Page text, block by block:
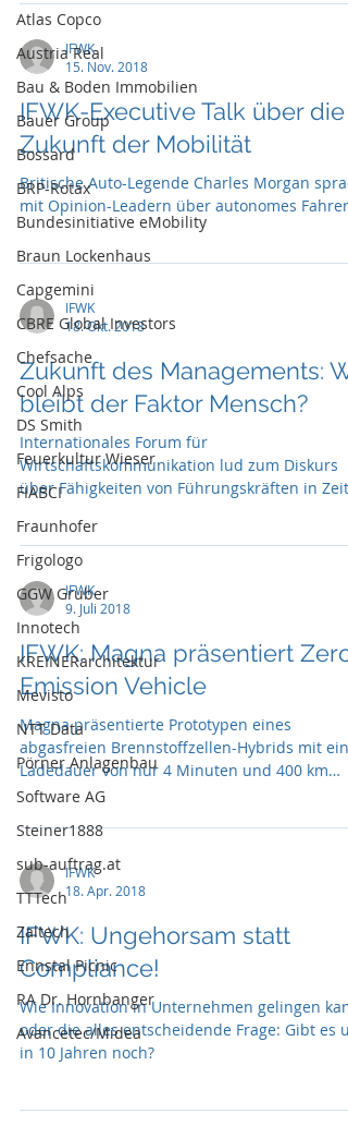
Atlas Copco
Austria Real
Bau & Boden Immobilien
Bauer Group
Bossard
BRP-Rotax
Bundesinitiative eMobility
Braun Lockenhaus
Capgemini
CBRE Global Investors
Chefsache
Cool Alps
DS Smith
Feuerkultur Wieser
FIABCI
Fraunhofer
Frigologo
GGW Gruber
Innotech
KREINERarchitektur
Mevisto
NTT Data
Pörner Anlagenbau
Software AG
Steiner1888
sub-auftrag.at
TTTech
Zaltech
Ennstal Picnic
RA Dr. Hornbanger
Avancetec/Midea
IFWK
15. Nov. 2018
IFWK-Executive Talk über die
Zukunft der Mobilität
Britische Auto-Legende Charles Morgan
mit Opinion-Leadern über autonomes Fahren
IFWK
18. Okt. 2018
Zukunft des Managements:
bleibt der Faktor Mensch?
Internationales Forum für
Wirtschaftskommunikation lud zum Diskurs
über Fähigkeiten von Führungskräften in
IFWK
9. Juli 2018
IFWK: Magna präsentiert Zero
Emission Vehicle
Magna präsentierte Prototypen eines
abgasfreien Brennstoffzellen-Hybrids mit
Ladedauer von nur 4 Minuten und 400 km
Reichweite.
IFWK
18. Apr. 2018
IFWK: Ungehorsam statt
Compliance!
Wie Innovation in Unternehmen gelingen
oder die alles entscheidende Frage: Gibt es
in 10 Jahren noch?